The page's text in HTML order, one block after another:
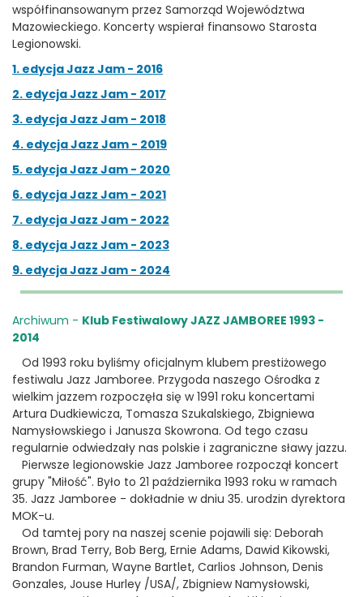
współfinansowanym przez Samorząd Województwa
Mazowieckiego. Koncerty wspierał finansowo Starosta
Legionowski.
1. edycja Jazz Jam - 2016
2. edycja Jazz Jam - 2017
3. edycja Jazz Jam - 2018
4. edycja Jazz Jam - 2019
5. edycja Jazz Jam - 2020
6. edycja Jazz Jam - 2021
7. edycja Jazz Jam - 2022
8. edycja Jazz Jam - 2023
9. edycja Jazz Jam - 2024
Archiwum - Klub Festiwalowy JAZZ JAMBOREE 1993 -
2014
Od 1993 roku byliśmy oficjalnym klubem prestiżowego
festiwalu Jazz Jamboree. Przygoda naszego Ośrodka z
wielkim jazzem rozpoczęła się w 1991 roku koncertami
Artura Dudkiewicza, Tomasza Szukalskiego, Zbigniewa
Namysłowskiego i Janusza Skowrona. Od tego czasu
regularnie odwiedzały nas polskie i zagraniczne sławy jazzu.
Pierwsze legionowskie Jazz Jamboree rozpoczął koncert
grupy "Miłość". Było to 21 października 1993 roku w ramach
35. Jazz Jamboree - dokładnie w dniu 35. urodzin dyrektora
MOK-u.
Od tamtej pory na naszej scenie pojawili się: Deborah
Brown, Brad Terry, Bob Berg, Ernie Adams, Dawid Kikowski,
Brandon Furman, Wayne Bartlet, Carlios Johnson, Denis
Gonzales, Jouse Hurley /USA/, Zbigniew Namysłowski,